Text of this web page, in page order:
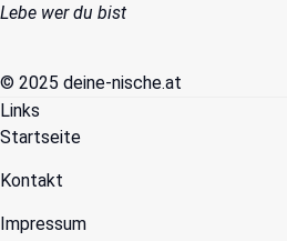
Lebe wer du bist
© 2025 deine-nische.at
Links
Startseite
Kontakt
Impressum